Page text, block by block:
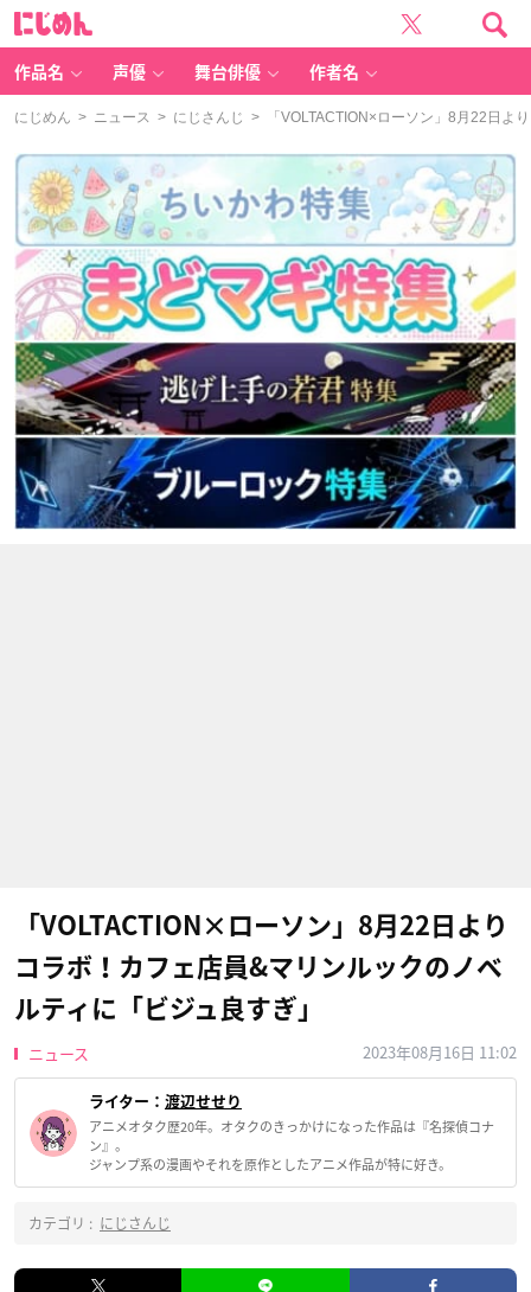
作品名 声優 舞台俳優 作者名
にじめん > ニュース > にじさんじ > 「VOLTACTION×ローソン」8月22日よ
「VOLTACTION×ローソン」8月22日より
コラボ！カフェ店員&マリンルックのノベ
ルティに「ビジュ良すぎ」
ニュース 2023年08月16日 11:02
ライター： 渡辺せせり
アニメオタク歴20年。オタクのきっかけになった作品は『名探偵コナ
ン』。
ジャンプ系の漫画やそれを原作としたアニメ作品が特に好き。
カテゴリ : にじさんじ